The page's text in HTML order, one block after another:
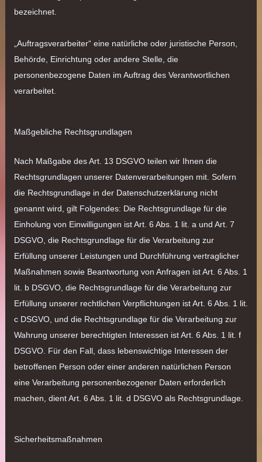
bezeichnet.
„Auftragsverarbeiter“ eine natürliche oder juristische Person,
Behörde, Einrichtung oder andere Stelle, die
personenbezogene Daten im Auftrag des Verantwortlichen
verarbeitet.
Maßgebliche Rechtsgrundlagen
Nach Maßgabe des Art. 13 DSGVO teilen wir Ihnen die
Rechtsgrundlagen unserer Datenverarbeitungen mit. Sofern
die Rechtsgrundlage in der Datenschutzerklärung nicht
genannt wird, gilt Folgendes: Die Rechtsgrundlage für die
Einholung von Einwilligungen ist Art. 6 Abs. 1 lit. a und Art. 7
DSGVO, die Rechtsgrundlage für die Verarbeitung zur
Erfüllung unserer Leistungen und Durchführung vertraglicher
Maßnahmen sowie Beantwortung von Anfragen ist Art. 6 Abs. 1
lit. b DSGVO, die Rechtsgrundlage für die Verarbeitung zur
Erfüllung unserer rechtlichen Verpflichtungen ist Art. 6 Abs. 1 lit.
c DSGVO, und die Rechtsgrundlage für die Verarbeitung zur
Wahrung unserer berechtigten Interessen ist Art. 6 Abs. 1 lit. f
DSGVO. Für den Fall, dass lebenswichtige Interessen der
betroffenen Person oder einer anderen natürlichen Person
eine Verarbeitung personenbezogener Daten erforderlich
machen, dient Art. 6 Abs. 1 lit. d DSGVO als Rechtsgrundlage.
Sicherheitsmaßnahmen